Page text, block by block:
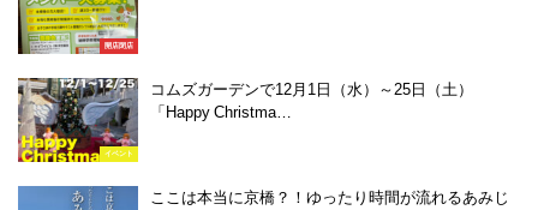
開店閉店
イベント
コムズガーデンで12月1日（水）～25日（土）
「Happy Christma…
ここは本当に京橋？！ゆったり時間が流れるあみじ